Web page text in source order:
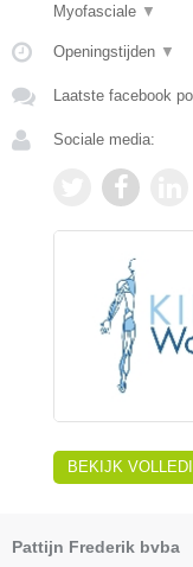
Myofasciale ▼
Openingstijden ▼
Laatste facebook
Sociale media:
BEKIJK
Pattijn Frederik bvba